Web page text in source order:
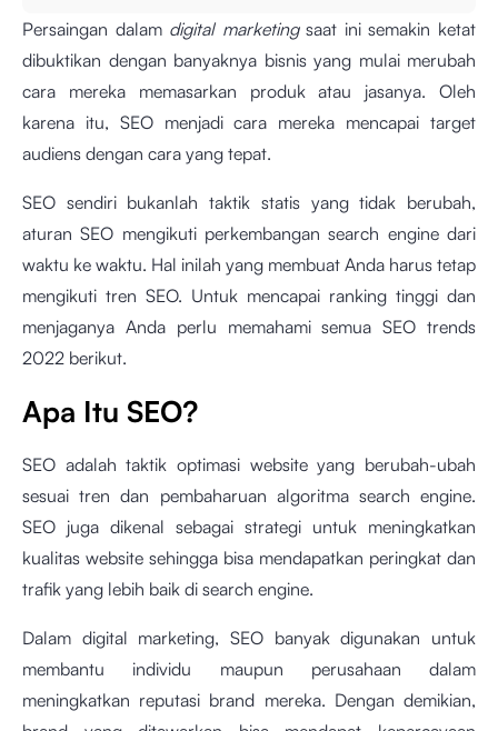
Persaingan dalam digital marketingsaat ini semakin ketat
dibuktikan dengan banyaknya bisnis yang mulai merubah
cara mereka memasarkan produk atau jasanya. Oleh
karena itu, SEO menjadi cara mereka mencapai target
audiens dengan cara yang tepat.
SEO sendiri bukanlah taktik statis yang tidak berubah,
aturan SEO mengikuti perkembangan search engine dari
waktu ke waktu. Hal inilah yang membuat Anda harus tetap
mengikuti tren SEO. Untuk mencapai ranking tinggi dan
menjaganya Anda perlu memahami semua SEO trends
2022 berikut.
Apa Itu SEO?
SEO adalah taktik optimasi website yang berubah-ubah
sesuai tren dan pembaharuan algoritma search engine.
SEO juga dikenal sebagai strategi untuk meningkatkan
kualitas website sehingga bisa mendapatkan peringkat dan
trafik yang lebih baik di search engine.
Dalam digital marketing, SEO banyak digunakan untuk
membantu individu maupun perusahaan dalam
meningkatkan reputasi brand mereka. Dengan demikian,